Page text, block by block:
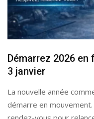
Démarrez 2026
3 janvier
La nouvelle année
démarre en